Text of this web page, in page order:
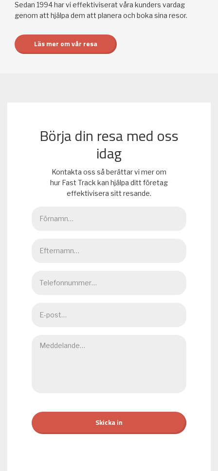
Sedan 1994 har vi effektiviserat våra kunders vardag
genom att hjälpa dem att planera och boka sina resor.
Läs mer om vår resa
Börja din resa med oss
idag
Kontakta oss så berättar vi mer om
hur Fast Track kan hjälpa ditt företag
effektivisera sitt resande.